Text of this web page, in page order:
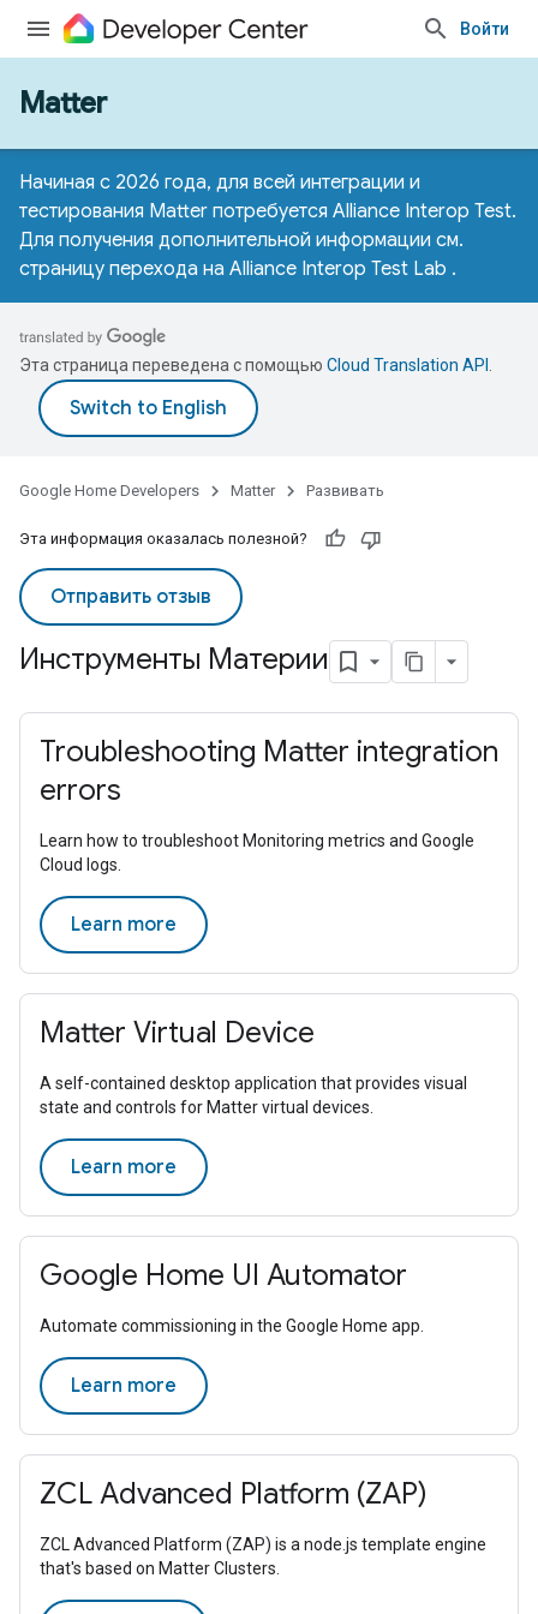
Войти
Matter
Начиная с 2026 года, для всей интеграции и
тестирования Matter потребуется Alliance Interop Test.
Для получения дополнительной информации см.
страницу перехода на Alliance Interop Test Lab .
Эта страница переведена с помощью Cloud Translation API
Google Home Developers Matter Развивать
Эта информация оказалась полезной?
Отправить отзыв
Инструменты Материи
Troubleshooting Matter integration
errors
Learn how to troubleshoot Monitoring metrics and Google
Cloud logs.
Learn more
Matter Virtual Device
A self-contained desktop application that provides visual
state and controls for Matter virtual devices.
Learn more
Google Home UI Automator
Automate commissioning in the Google Home app.
Learn more
ZCL Advanced Platform (ZAP)
ZCL Advanced Platform (ZAP) is a node.js template engine
that's based on Matter Clusters.